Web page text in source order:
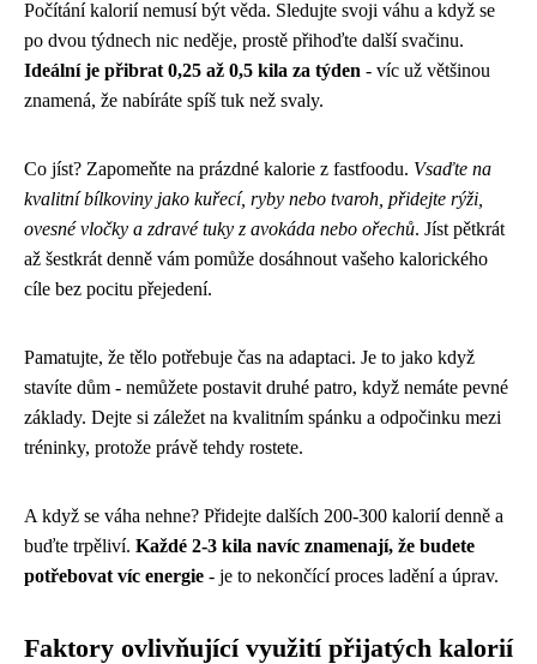
Počítání kalorií nemusí být věda. Sledujte svoji váhu a když se
po dvou týdnech nic neděje, prostě přihoďte další svačinu.
Ideální je přibrat 0,25 až 0,5 kila za týden - víc už většinou
znamená, že nabíráte spíš tuk než svaly.
Co jíst? Zapomeňte na prázdné kalorie z fastfoodu. Vsaďte na
kvalitní bílkoviny jako kuřecí, ryby nebo tvaroh, přidejte rýži,
ovesné vločky a zdravé tuky z avokáda nebo ořechů. Jíst pětkrát
až šestkrát denně vám pomůže dosáhnout vašeho kalorického
cíle bez pocitu přejedení.
Pamatujte, že tělo potřebuje čas na adaptaci. Je to jako když
stavíte dům - nemůžete postavit druhé patro, když nemáte pevné
základy. Dejte si záležet na kvalitním spánku a odpočinku mezi
tréninky, protože právě tehdy rostete.
A když se váha nehne? Přidejte dalších 200-300 kalorií denně a
buďte trpěliví. Každé 2-3 kila navíc znamenají, že budete
potřebovat víc energie - je to nekončící proces ladění a úprav.
Faktory ovlivňující využití přijatých kalorií